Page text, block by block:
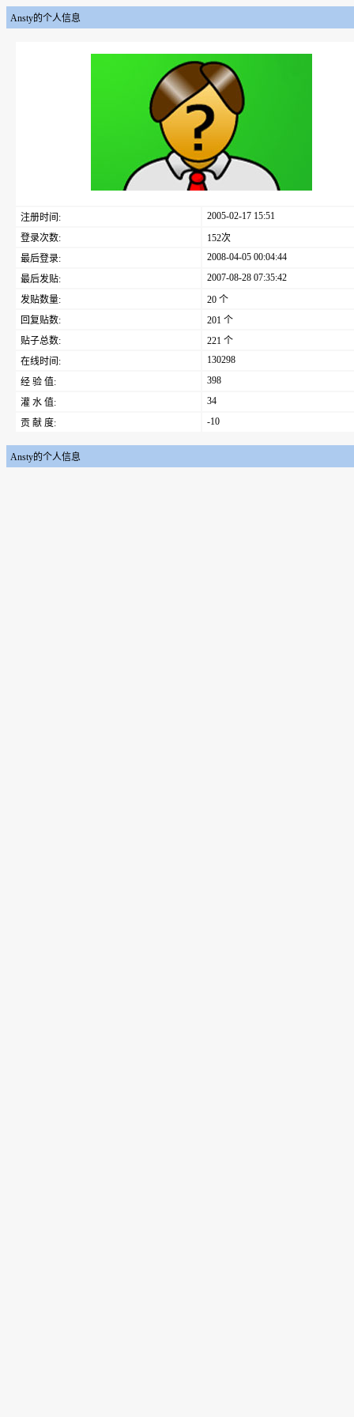
Ansty的个人信息
注册时间:
2005-02-17 15:51
登录次数:
152次
最后登录:
2008-04-05 00:04:44
最后发贴:
2007-08-28 07:35:42
发贴数量:
20 个
回复贴数:
201 个
贴子总数:
221 个
在线时间:
130298
经 验 值:
398
灌 水 值:
34
贡 献 度:
-10
Ansty的个人信息